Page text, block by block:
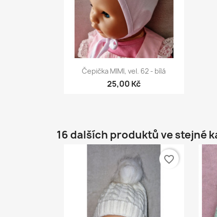
Rychlý náhled
Čepička MIMI, vel. 62 - bílá
25,00 Kč
16 dalších produktů ve stejné
favorite_border